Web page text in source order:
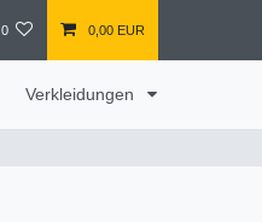
0 0,00 EUR
Verkleidungen